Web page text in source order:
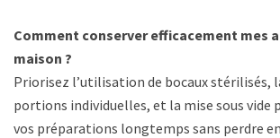
Comment conserver efficacement mes
maison ?
Priorisez l’utilisation de bocaux stérilisés,
portions individuelles, et la mise sous vide
vos préparations longtemps sans perdre